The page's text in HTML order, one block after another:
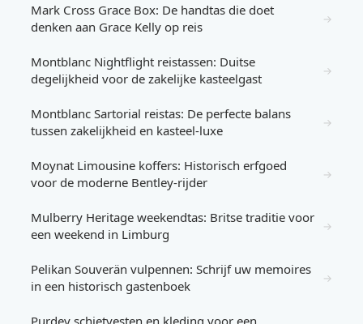
Mark Cross Grace Box: De handtas die doet
denken aan Grace Kelly op reis
→
Montblanc Nightflight reistassen: Duitse
degelijkheid voor de zakelijke kasteelgast
→
Montblanc Sartorial reistas: De perfecte balans
tussen zakelijkheid en kasteel-luxe
→
Moynat Limousine koffers: Historisch erfgoed
voor de moderne Bentley-rijder
→
Mulberry Heritage weekendtas: Britse traditie voor
een weekend in Limburg
→
Pelikan Souverän vulpennen: Schrijf uw memoires
in een historisch gastenboek
→
Purdey schietvesten en kleding voor een